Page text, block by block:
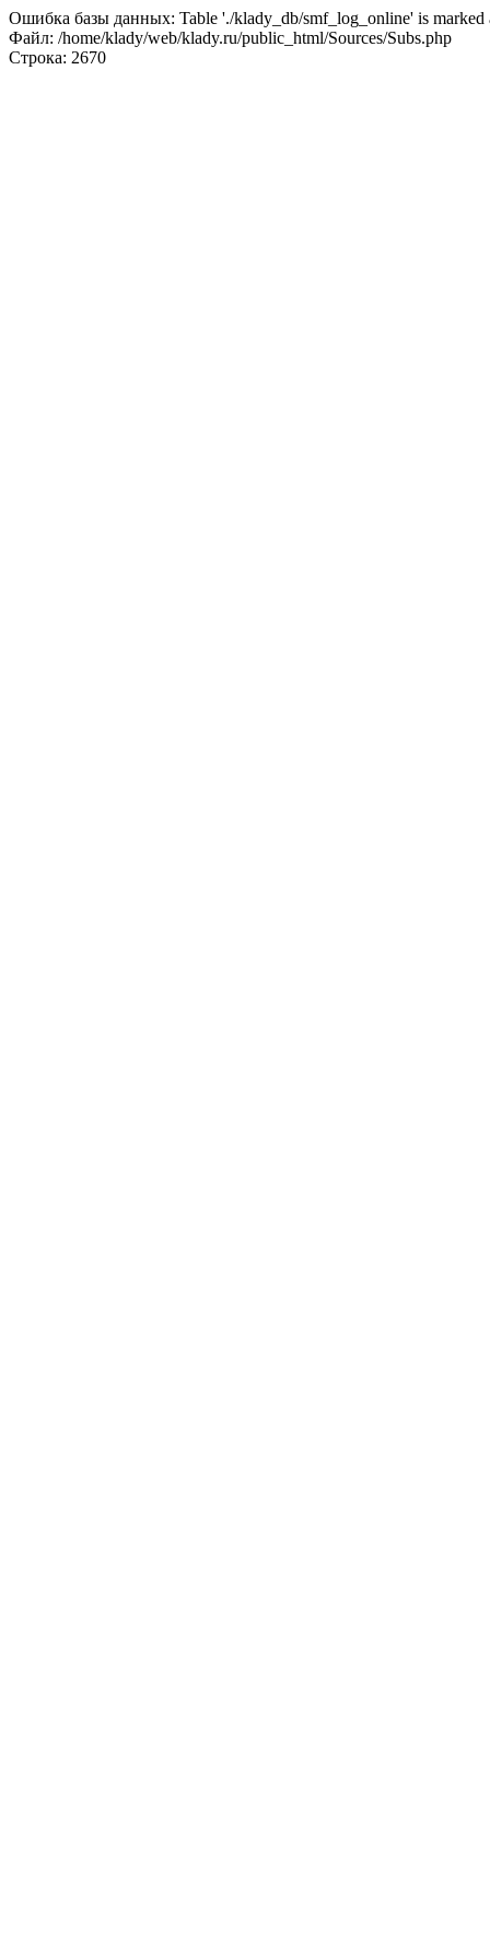
Ошибка базы данных: Table './klady_db/smf_log_online' is marked
Файл: /home/klady/web/klady.ru/public_html/Sources/Subs.php
Строка: 2670